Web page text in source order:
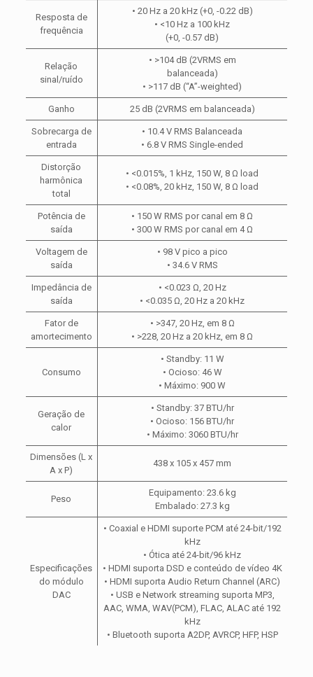
Resposta de
frequência
• 20 Hz a 20 kHz (+0, -0.22 dB)
• <10 Hz a 100 kHz
(+0, -0.57 dB)
Relação
sinal/ruído
• >104 dB (2VRMS em
balanceada)
• >117 dB (“A”-weighted)
Ganho 25 dB (2VRMS em balanceada)
Sobrecarga de
entrada
• 10.4 V RMS Balanceada
• 6.8 V RMS Single-ended
Distorção
harmônica
total
• <0.015%, 1 kHz, 150 W, 8 Ω load
• <0.08%, 20 kHz, 150 W, 8 Ω load
Potência de
saída
• 150 W RMS por canal em 8 Ω
• 300 W RMS por canal em 4 Ω
Voltagem de
saída
• 98 V pico a pico
• 34.6 V RMS
Impedância de
saída
• <0.023 Ω, 20 Hz
• <0.035 Ω, 20 Hz a 20 kHz
Fator de
amortecimento
• >347, 20 Hz, em 8 Ω
• >228, 20 Hz a 20 kHz, em 8 Ω
Consumo
• Standby: 11 W
• Ocioso: 46 W
• Máximo: 900 W
Geração de
calor
• Standby: 37 BTU/hr
• Ocioso: 156 BTU/hr
• Máximo: 3060 BTU/hr
Dimensões (L x
A x P)
438 x 105 x 457 mm
Peso
Equipamento: 23.6 kg
Embalado: 27.3 kg
Especificações
do módulo
DAC
• Coaxial e HDMI suporte PCM até 24-bit/192
kHz
• Ótica até 24-bit/96 kHz
• HDMI suporta DSD e conteúdo de vídeo 4K
• HDMI suporta Audio Return Channel (ARC)
• USB e Network streaming suporta MP3,
AAC, WMA, WAV(PCM), FLAC, ALAC até 192
kHz
• Bluetooth suporta A2DP, AVRCP, HFP, HSP